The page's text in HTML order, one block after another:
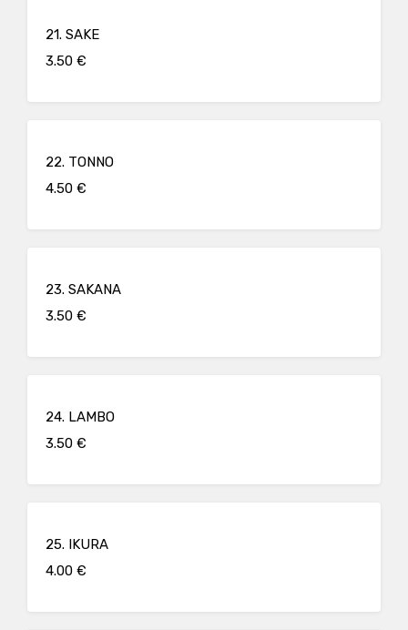
21. SAKE
3.50 €
22. TONNO
4.50 €
23. SAKANA
3.50 €
24. LAMBO
3.50 €
25. IKURA
4.00 €